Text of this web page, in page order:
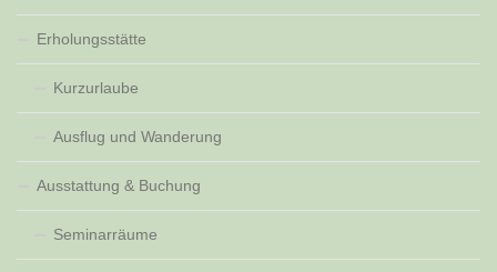
Erholungsstätte
Kurzurlaube
Ausflug und Wanderung
Ausstattung & Buchung
Seminarräume